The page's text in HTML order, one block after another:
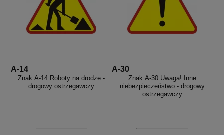
A-14
Znak A-14 Roboty na drodze -
drogowy ostrzegawczy
A-30
Znak A-30 Uwaga! Inne
niebezpieczeństwo - drogowy
ostrzegawczy